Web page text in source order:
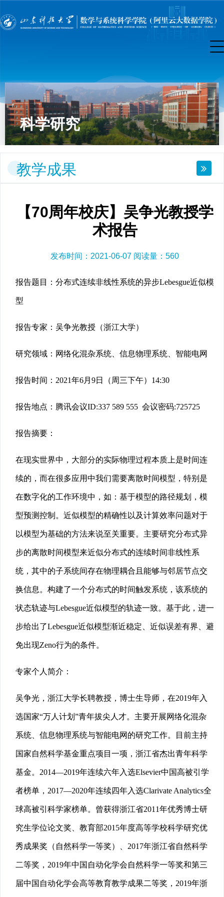
科学研究
教学成果
【70周年校庆】吴争光教授学
术报告
发布时间：2021-06-07 阅读量： 560
报告题目：分布式连续非线性系统的异步Lebesgue近似模
型
报告专家：吴争光教授（浙江大学）
研究领域：网络化混杂系统、信息物理系统、智能电网
报告时间：2021年6月9日（周三下午）14:30
报告地点：腾讯会议ID:337 589 555 会议密码:725725
报告摘要：
在现实世界中，大部分的实际物理过程本质上是时间连
续的，而在很多应用中我们需要离散时间模型，特别是
在数字化的工作环境中，如：基于模型的路径规划，模
型预测控制。近似模型的精确性以及计算效率问题对于
以模型为基础的方法来说至关重要。主要研究分布式异
步的离散时间模型来近似分布式的连续时间非线性系
统，其中的子系统间存在物理耦合且能够与邻居节点交
换信息。构建了一个分布式的时间触发系统，该系统的
状态轨迹与Lebesgue近似模型的轨迹一致。基于此，进一
步给出了Lebesgue近似模型渐近稳定、近似误差有界、避
免出现Zeno行为的条件。
专家个人简介：
吴争光，浙江大学长聘教授，博士生导师，在2019年⼊
选国家“万⼈计划”青年拔尖⼈才。主要开展网络化混杂
系统、信息物理系统与智能电网的研究工作。目前主持
国家自然科学基金重点项目一项，浙江省杰出青年科学
基金。2014—2019年连续六年入选Elsevier中国高被引学
者榜单，2017—2020年连续四年入选Clarivate Analytics全
球高被引科学家榜单。曾获得浙江省2011年优秀博士研
究生学位论文奖、教育部2015年度高等学校科学研究优
秀成果奖（自然科学一等奖）、2017年浙江省自然科学
二等奖，2019年中国自动化学会自然科学一等奖和第三
届中国自动化学会高等教育教学成果二等奖，2019年浙